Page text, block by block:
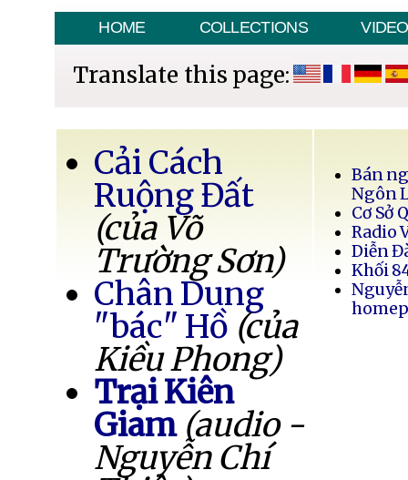
HOME COLLECTIONS VIDEO
Translate this page:
Cải Cách
Ruộng Đất
(của Võ
Trường Sơn)
Chân Dung
"bác" Hồ (của
Kiều Phong)
Trại Kiên
Giam (audio -
Nguyễn Chí
Bán
Ngôn
Cơ Sở
Radio
Diễn
Khối